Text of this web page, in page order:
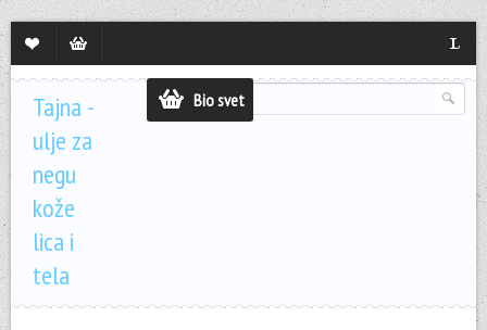
želja
korpe
Bio svet
Tajna -
ulje za
negu
kože
lica i
tela